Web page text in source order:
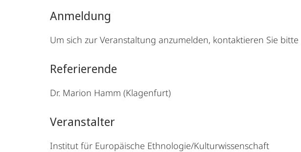
Anmeldung
Um sich zur Veranstaltung anzumelden, kontaktieren Sie bitte
Referierende
Dr. Marion Hamm (Klagenfurt)
Veranstalter
Institut für Europäische Ethnologie/Kulturwissenschaft